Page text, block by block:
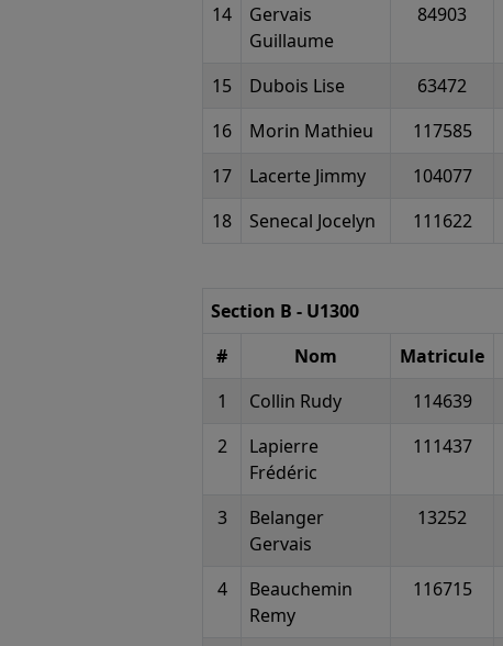
14
Gervais
Guillaume
84903
15 Dubois Lise 63472
16
Morin Mathieu 117585
17
Lacerte Jimmy 104077
18
Senecal Jocelyn 111622
Section B - U1300
#
Nom Matricule
1
Collin Rudy 114639
2
Lapierre
Frédéric
111437
3
Belanger
Gervais
13252
4
Beauchemin
Remy
116715